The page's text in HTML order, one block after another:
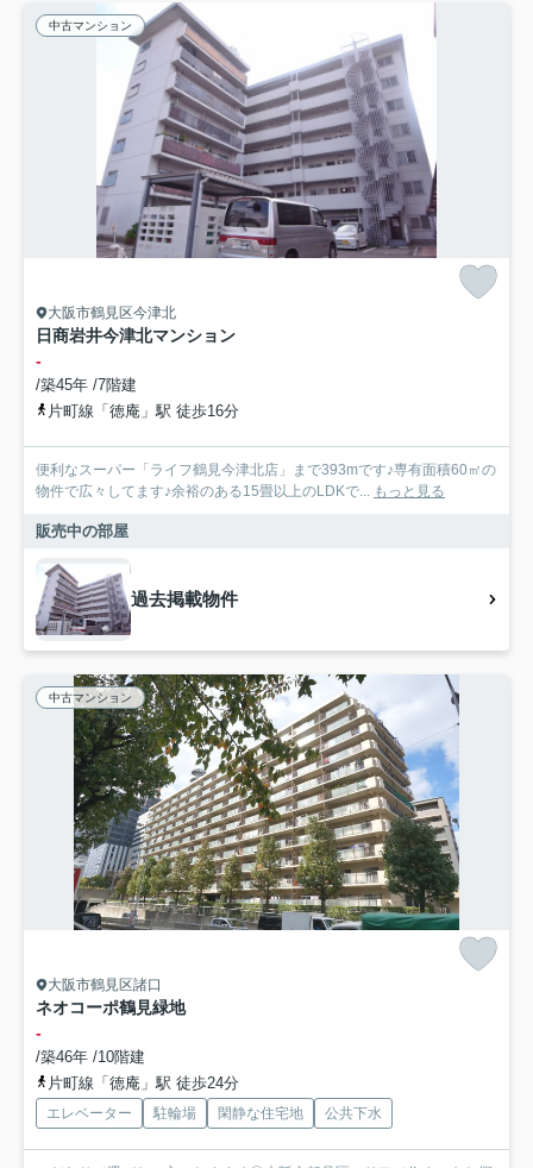
中古マンション
大阪市鶴見区今津北
日商岩井今津北マンション
-
/築45年 /7階建
片町線「徳庵」駅 徒歩16分
便利なスーパー「ライフ鶴見今津北店」まで393mです♪専有面積60㎡の
物件で広々してます♪余裕のある15畳以上のLDKで... もっと見る
販売中の部屋
過去掲載物件
中古マンション
大阪市鶴見区諸口
ネオコーポ鶴見緑地
-
/築46年 /10階建
片町線「徳庵」駅 徒歩24分
エレベーター 駐輪場 閑静な住宅地 公共下水